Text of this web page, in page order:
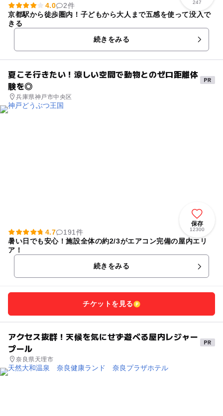
247
4.0
2件
京都駅から徒歩圏内！子どもから大人まで五感を使って没入で
きる
続きをみる
夏こそ行きたい！涼しい空間で動物とのゼロ距離体
験を◎
兵庫県神戸市中央区
保存
12300
4.7
191件
暑い日でも安心！施設全体の約2/3がエアコン完備の屋内エリ
ア！
続きをみる
チケットを見る
アクセス抜群！天候を気にせず遊べる屋内レジャー
プール
奈良県天理市